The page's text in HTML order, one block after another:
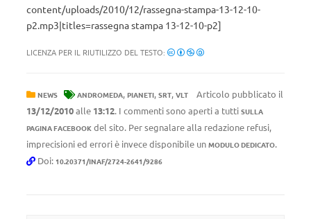
content/uploads/2010/12/rassegna-stampa-13-12-10-
p2.mp3|titles=rassegna stampa 13-12-10-p2]
LICENZA PER IL RIUTILIZZO DEL TESTO:
NEWS ANDROMEDA, PIANETI, SRT, VLT
Articolo pubblicato il
13/12/2010alle 13:12. I commenti sono aperti a tutti SULLA
PAGINA FACEBOOK del sito. Per segnalare alla redazione refusi,
imprecisioni ed errori è invece disponibile un MODULO DEDICATO.
Doi: 10.20371/INAF/2724-2641/9286